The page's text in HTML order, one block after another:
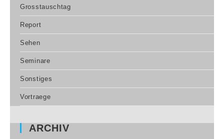
Grosstauschtag
Report
Sehen
Seminare
Sonstiges
Vortraege
ARCHIV